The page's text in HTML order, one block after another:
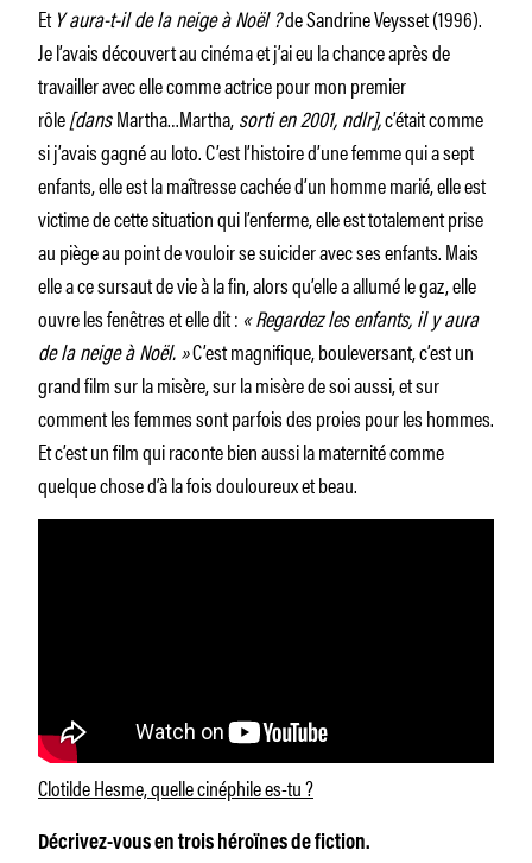
EtY aura-t-il de la neige à Noël ?de Sandrine Veysset (1996).
Je l’avais découvert au cinéma et j’ai eu la chance après de
travailler avec elle comme actrice pour mon premier
rôle[dansMartha…Martha,sorti en 2001, ndlr],c’était comme
si j’avais gagné au loto. C’est l’histoire d’une femme qui a sept
enfants, elle est la maîtresse cachée d’un homme marié, elle est
victime de cette situation qui l’enferme, elle est totalement prise
au piège au point de vouloir se suicider avec ses enfants. Mais
elle a ce sursaut de vie à la fin, alors qu’elle a allumé le gaz, elle
ouvre les fenêtres et elle dit : « Regardez les enfants, il y aura
de la neige à Noël. »C’est magnifique, bouleversant, c’est un
grand film sur la misère, sur la misère de soi aussi, et sur
comment les femmes sont parfois des proies pour les hommes.
Et c’est un film qui raconte bien aussi la maternité comme
quelque chose d’à la fois douloureux et beau.
Clotilde Hesme, quelle cinéphile es-tu ?
Décrivez-vous en trois héroïnes de fiction.